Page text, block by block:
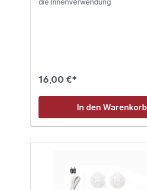
16,00 €*
In den Warenkorb